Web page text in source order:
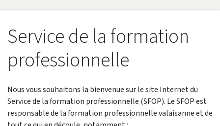
Service de la formation
professionnelle
Nous vous souhaitons la bienvenue sur le site Internet du
Service de la formation professionnelle (SFOP). Le SFOP est
responsable de la formation professionnelle valaisanne et de